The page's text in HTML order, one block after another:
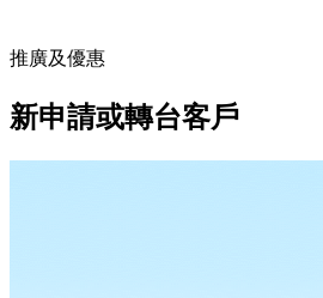
推廣及優惠
新申請或轉台客戶